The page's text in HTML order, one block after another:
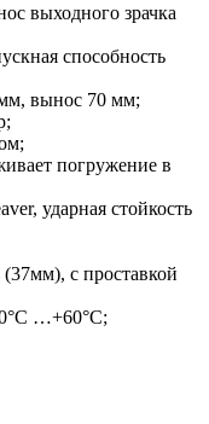
выходного зрачка
способность
вынос 70 мм;
погружение в
ударная стойкость
с проставкой
…+60°С;